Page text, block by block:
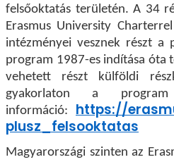
felsőoktatás területén. A 34
Erasmus University
intézményei vesznek részt a
program 1987-es indítása óta
vehetett részt külföldi
gyakorlaton a
információ: https://
plusz_felsooktatas
Magyarországi szinten az